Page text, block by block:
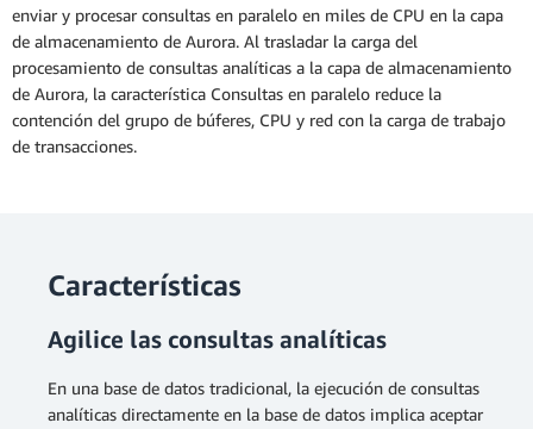
enviar y procesar consultas en paralelo en miles de CPU en la capa
de almacenamiento de Aurora. Al trasladar la carga del
procesamiento de consultas analíticas a la capa de almacenamiento
de Aurora, la característica Consultas en paralelo reduce la
contención del grupo de búferes, CPU y red con la carga de trabajo
de transacciones.
Características
Agilice las consultas analíticas
En una base de datos tradicional, la ejecución de consultas
analíticas directamente en la base de datos implica aceptar